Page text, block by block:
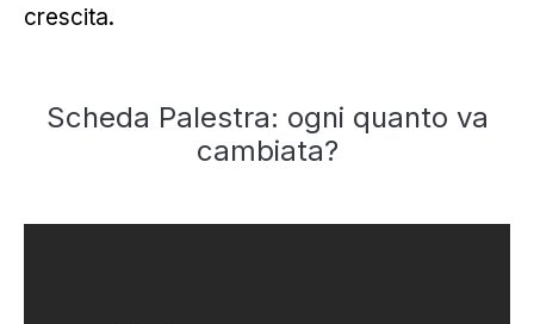
crescita.
Scheda Palestra: ogni quanto va
cambiata?